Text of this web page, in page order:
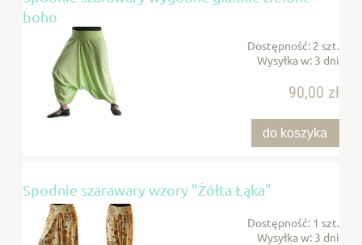
boho
Dostępność: 2 szt.
Wysyłka w: 3 dni
90,00 zł
do koszyka
Spodnie szarawary wzory "Żółta Łąka"
Dostępność: 1 szt.
Wysyłka w: 3 dni